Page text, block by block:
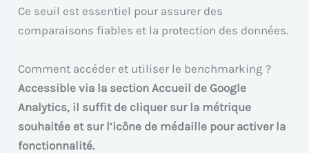
Ce seuil est essentiel pour assurer des
comparaisons fiables et la protection des données.
Comment accéder et utiliser le benchmarking ?
Accessible via la section Accueil de Google
Analytics, il suffit de cliquer sur la métrique
souhaitée et sur l’icône de médaille pour activer la
fonctionnalité.